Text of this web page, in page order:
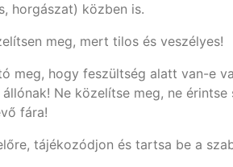
horgászat) közben is.
meg, mert tilos és veszélyes!
meg, hogy feszültség alatt van-e
Ne közelítse meg, ne
fára!
tájékozódjon és tartsa be a